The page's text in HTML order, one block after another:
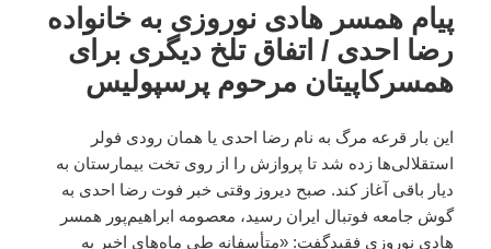
پیام همسر هادی نوروزی به خانواده
رضا احدی / اتفاق تلخ دیگری برای
همسرکاپیتان مرحوم پرسپولیس
این بار قرعه مرگ به نام رضا احدی یا همان رودی فولر
استقلالی‌ها زده شد تا پروازش را از روی تخت بیمارستان به
دیار باقی آغاز کند. صبح دیروز وقتی خبر فوت رضا احدی به
گوش جامعه فوتبال ایران رسید، معصومه ابراهیم‌پور همسر
هادی نوروزی فقیدگفت: «متأسفانه طی ماه‌های اخیر به